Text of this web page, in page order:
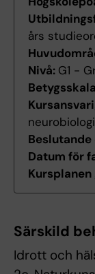
års
Nivå: G1 -
Beslutande
Datum för
Särskild
Idrott och